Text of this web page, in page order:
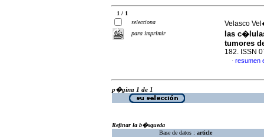
1 / 1
selecciona
para imprimir
Velasco
las
tumores
182. ISSN
· resumen
p�gina 1 de 1
Refinar la b�squeda
Base de datos : article